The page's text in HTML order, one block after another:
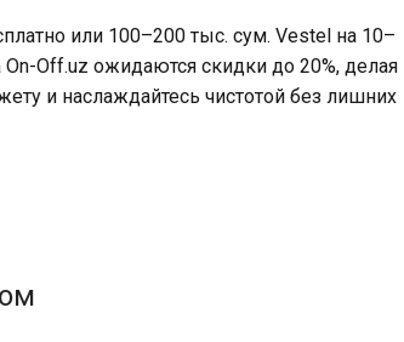
или 100–200 тыс. сум. Vestel на 10–
Off.uz ожидаются скидки до 20%, делая
и наслаждайтесь чистотой без лишних